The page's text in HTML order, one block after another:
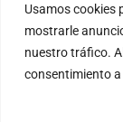
Usamos cookies
mostrarle
nuestro tráfico.
consentimiento
Europea o la
Europea